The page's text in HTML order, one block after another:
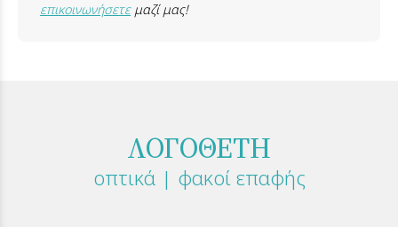
επικοινωνήσετεμαζί μας!
ΛΟΓΟΘΕΤΗ
οπτικά | φακοί επαφής